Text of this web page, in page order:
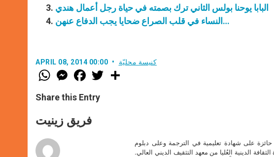
البابا يوحنا بولس الثاني ترك بصمته في حياة رجل أعمال هندي
النساء في قلب الصراع ضحايا يجب الدفاع عنهن…
APRIL 08, 2014 00:00 كنيسة محليّة
W
h
t
s
p
p
M
e
s
e
g
e
F
a
e
b
o
k
w
Share this Entry
فريق زينيت
حائزة على شهادة تعليمية في الترجمة وعلى دبلوم
الدينية العُليا من معهد التثقيف الديني العالي.